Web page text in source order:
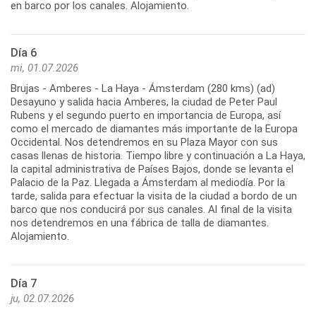
Día 6
mi, 01.07.2026
Brujas - Amberes - La Haya - Ámsterdam (280 kms) (ad)
Desayuno y salida hacia Amberes, la ciudad de Peter Paul
Rubens y el segundo puerto en importancia de Europa, así
como el mercado de diamantes más importante de la Europa
Occidental. Nos detendremos en su Plaza Mayor con sus
casas llenas de historia. Tiempo libre y continuación a La Haya,
la capital administrativa de Países Bajos, donde se levanta el
Palacio de la Paz. Llegada a Ámsterdam al mediodía. Por la
tarde, salida para efectuar la visita de la ciudad a bordo de un
barco que nos conducirá por sus canales. Al final de la visita
nos detendremos en una fábrica de talla de diamantes.
Día 7
ju, 02.07.2026